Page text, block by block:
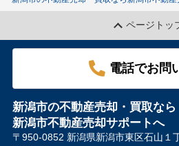
ページトッ
電話でお問
新潟市の不動産売却・買取なら
新潟市不動産売却サポートへ
〒950-0852 新潟県新潟市東区石山１